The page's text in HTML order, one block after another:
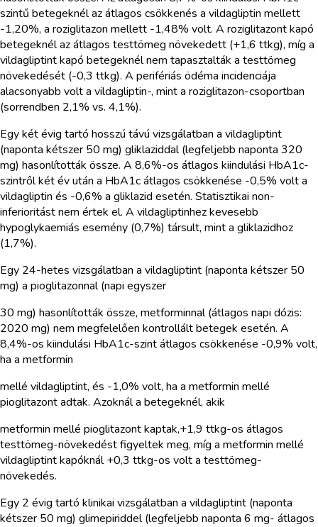
szintű betegeknél az átlagos csökkenés a vildagliptin mellett
-1,20%, a roziglitazon mellett -1,48% volt. A roziglitazont kapó
betegeknél az átlagos testtömeg növekedett (+1,6 ttkg), míg a
vildagliptint kapó betegeknél nem tapasztalták a testtömeg
növekedését (-0,3 ttkg). A perifériás ödéma incidenciája
alacsonyabb volt a vildagliptin-, mint a roziglitazon-csoportban
(sorrendben 2,1% vs. 4,1%).
Egy két évig tartó hosszú távú vizsgálatban a vildagliptint
(naponta kétszer 50 mg) gliklaziddal (legfeljebb naponta 320
mg) hasonlították össze. A 8,6%-os átlagos kiindulási HbA1c-
szintről két év után a HbA1c átlagos csökkenése -0,5% volt a
vildagliptin és -0,6% a gliklazid esetén. Statisztikai non-
inferioritást nem értek el. A vildagliptinhez kevesebb
hypoglykaemiás esemény (0,7%) társult, mint a gliklazidhoz
(1,7%).
Egy 24-hetes vizsgálatban a vildagliptint (naponta kétszer 50
mg) a pioglitazonnal (napi egyszer
30 mg) hasonlították össze, metforminnal (átlagos napi dózis:
2020 mg) nem megfelelően kontrollált betegek esetén. A
8,4%-os kiindulási HbA1c-szint átlagos csökkenése -0,9% volt,
ha a metformin
mellé vildagliptint, és -1,0% volt, ha a metformin mellé
pioglitazont adtak. Azoknál a betegeknél, akik
metformin mellé pioglitazont kaptak,+1,9 ttkg-os átlagos
testtömeg-növekedést figyeltek meg, míg a metformin mellé
vildagliptint kapóknál +0,3 ttkg-os volt a testtömeg-
növekedés.
Egy 2 évig tartó klinikai vizsgálatban a vildagliptint (naponta
kétszer 50 mg) glimepiriddel (legfeljebb naponta 6 mg- átlagos